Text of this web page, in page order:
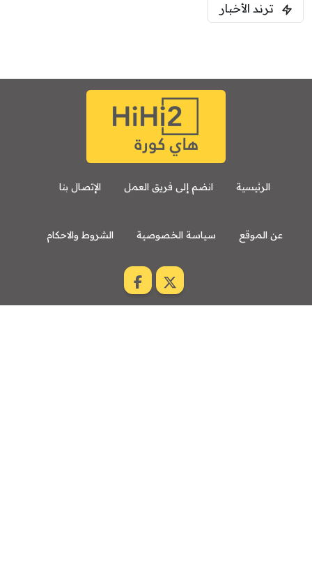
ليفربول
ترند الأخبار
الرئيسية انضم إلى فريق العمل الإتصال بنا
عن الموقع سياسة الخصوصية الشروط والاحكام